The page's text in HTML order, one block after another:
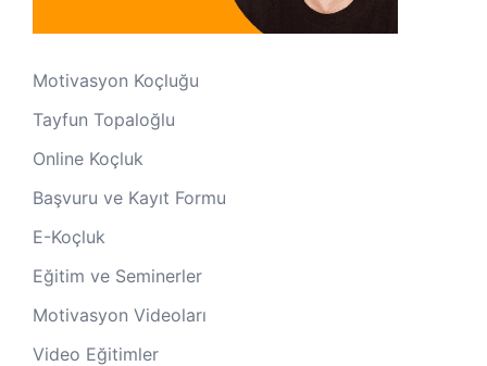
Motivasyon Koçluğu
Tayfun Topaloğlu
Online Koçluk
Başvuru ve Kayıt Formu
E-Koçluk
Eğitim ve Seminerler
Motivasyon Videoları
Video Eğitimler